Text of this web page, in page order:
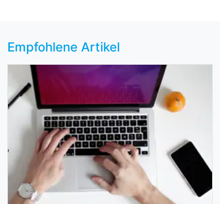
Empfohlene Artikel